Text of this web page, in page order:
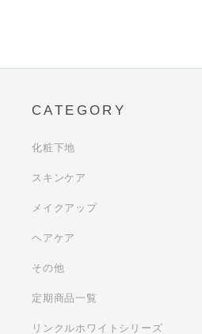
CATEGORY
化粧下地
スキンケア
メイクアップ
ヘアケア
その他
定期商品一覧
リンクルホワイトシリーズ